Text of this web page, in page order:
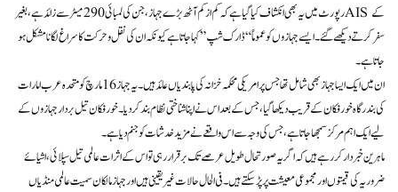
رپورٹ میں یہ بھی انکشاف کیا گیا ہے کہ کم از کم آٹھ بڑے جہاز، جن کی لمبائی 290 میٹر سے زائد ہے، بغیر AIS کے
سفر کرتے دیکھے گئے۔ ایسے جہازوں کو عموماً “ڈارک شپ” کہا جاتا ہے کیونکہ ان کی نقل و حرکت کا سراغ لگانا مشکل ہو
جاتا ہے۔
ان میں ایک ایسا جہاز بھی شامل تھا جس پر امریکی محکمہ خزانہ کی پابندیاں عائد ہیں۔ یہ جہاز 16 مارچ کو متحدہ عرب امارات
کی بندرگاہ خور فکان کے قریب دیکھا گیا، جس کے بعد اس نے اپنا شناختی نظام بند کر دیا۔ خور فکان تیل بردار جہازوں کے
لیے ایک اہم مرکز سمجھا جاتا ہے، جس کی وجہ سے اس واقعے نے مزید خدشات کو جنم دیا ہے۔
ماہرین خبردار کر رہے ہیں کہ اگر یہ صورتحال طویل عرصے تک برقرار رہی تو اس کے اثرات عالمی تیل سپلائی، اشیائے
ضروریہ کی قیمتوں اور مجموعی معیشت پر پڑ سکتے ہیں۔ فی الحال حالات غیر یقینی ہیں اور جہاز مالکان سمیت عالمی منڈیاں